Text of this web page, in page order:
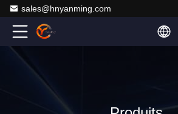
sales@hnyanming.com